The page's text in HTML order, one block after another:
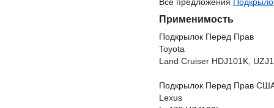
Применимость
Подкрылок Перед Прав
Toyota
Land Cruiser HDJ101K,
Подкрылок Перед Прав
Lexus